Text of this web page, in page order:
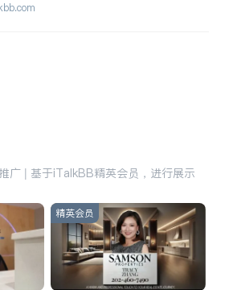
广 | 基于iTalkBB精英会员，进行展示
精英会员